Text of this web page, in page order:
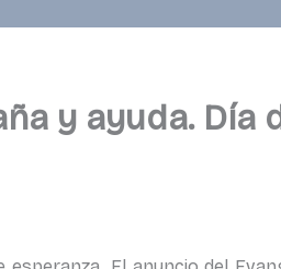
y ayuda. Día